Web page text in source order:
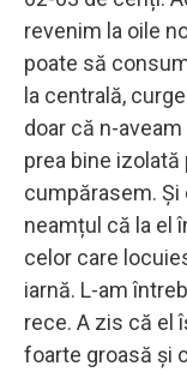
revenim la oile
poate să
la centrală,
doar că n-
prea bine
cumpărasem. Și
neamțul că la el
celor care
iarnă. L-am
rece. A zis că el
foarte groasă și